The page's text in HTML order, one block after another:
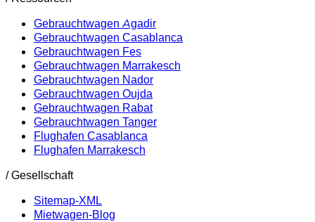
Gebrauchtwagen Agadir
Gebrauchtwagen Casablanca
Gebrauchtwagen Fes
Gebrauchtwagen Marrakesch
Gebrauchtwagen Nador
Gebrauchtwagen Oujda
Gebrauchtwagen Rabat
Gebrauchtwagen Tanger
Flughafen Casablanca
Flughafen Marrakesch
/ Gesellschaft
Sitemap-XML
Mietwagen-Blog